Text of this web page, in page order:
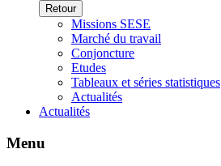
Retour
Missions SESE
Marché du travail
Conjoncture
Etudes
Tableaux et séries statistiques
Actualités
Actualités
Menu